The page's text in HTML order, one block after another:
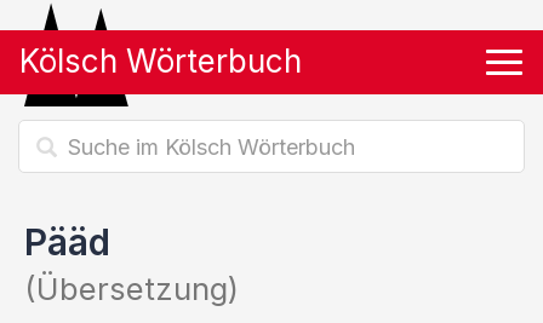
Kölsch Wörterbuch
Pääd
(Übersetzung)